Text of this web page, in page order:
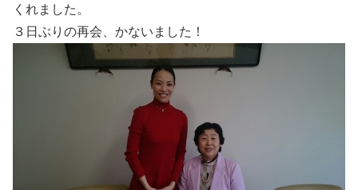
くれました。
３日ぶりの再会、かないました！